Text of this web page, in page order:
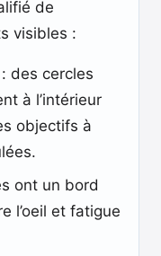
de
visibles :
des cercles
à l’intérieur
objectifs à
ont un bord
l’oeil et fatigue